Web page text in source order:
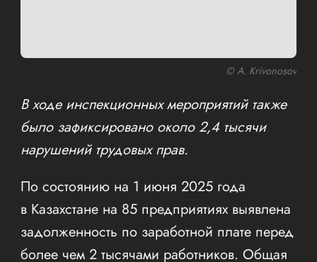
© A. Krivonosov
В ходе инспекционных мероприятий также
было зафиксировано около 2,4 тысячи
нарушений трудовых прав.
По состоянию на 1 июня 2025 года
в Казахстане на 85 предприятиях выявлена
задолженность по заработной плате перед
более чем 2 тысячами работников. Общая